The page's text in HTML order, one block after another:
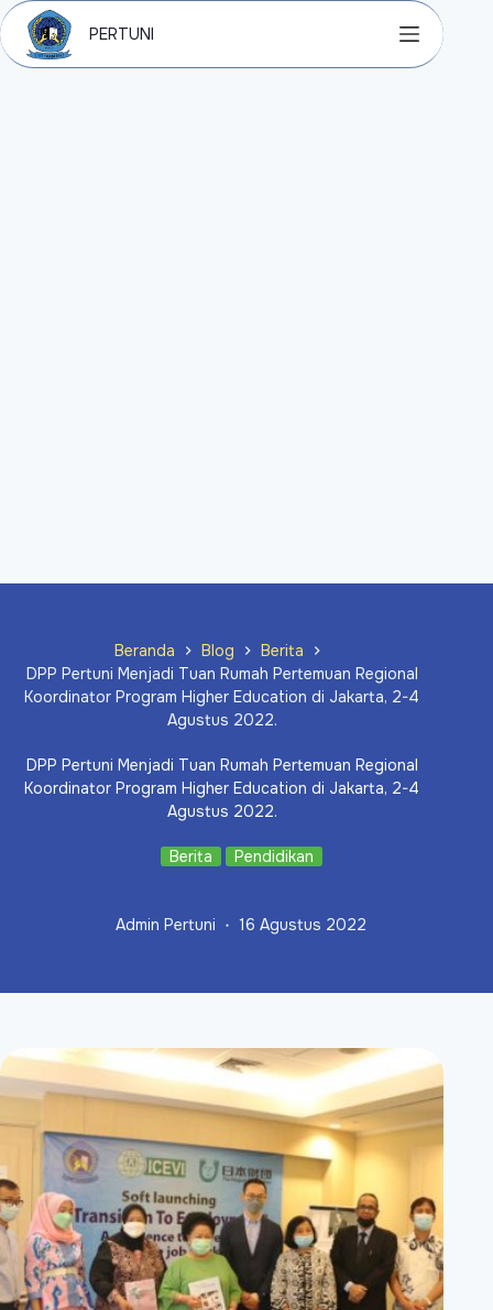
PERTUNI
Beranda Blog
Berita
DPP Pertuni Menjadi Tuan Rumah Pertemuan Regional
Koordinator Program Higher Education di Jakarta, 2-4
Agustus 2022.
DPP Pertuni Menjadi Tuan Rumah Pertemuan Regional
Koordinator Program Higher Education di Jakarta, 2-4
Agustus 2022.
Berita Pendidikan
Admin Pertuni 16 Agustus 2022